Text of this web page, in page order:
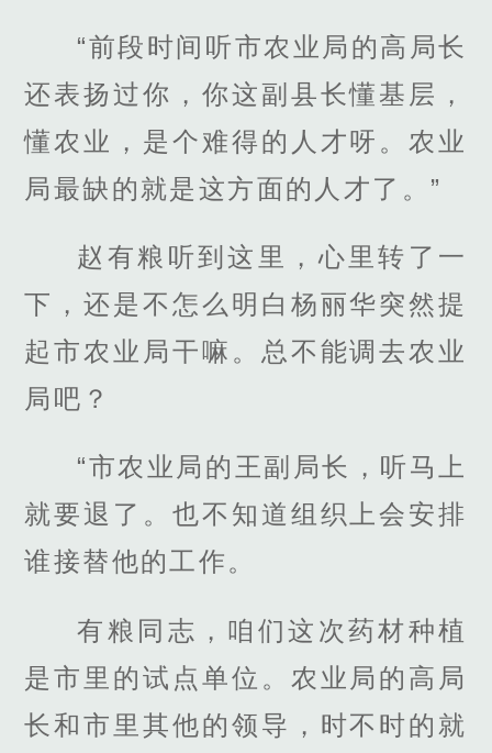
“前段时间听市农业局的高局长
还表扬过你，你这副县长懂基层，
懂农业，是个难得的人才呀。农业
局最缺的就是这方面的人才了。”
赵有粮听到这里，心里转了一
下，还是不怎么明白杨丽华突然提
起市农业局干嘛。总不能调去农业
局吧？
“市农业局的王副局长，听马上
就要退了。也不知道组织上会安排
谁接替他的工作。
有粮同志，咱们这次药材种植
是市里的试点单位。农业局的高局
长和市里其他的领导，时不时的就